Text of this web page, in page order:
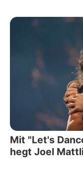
Mit "Let's
hegt Joel